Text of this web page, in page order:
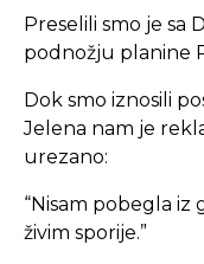
Preselili smo je sa
podnožju planine
Dok smo iznosili
Jelena nam je
urezano:
“Nisam pobegla iz
živim sporije.”